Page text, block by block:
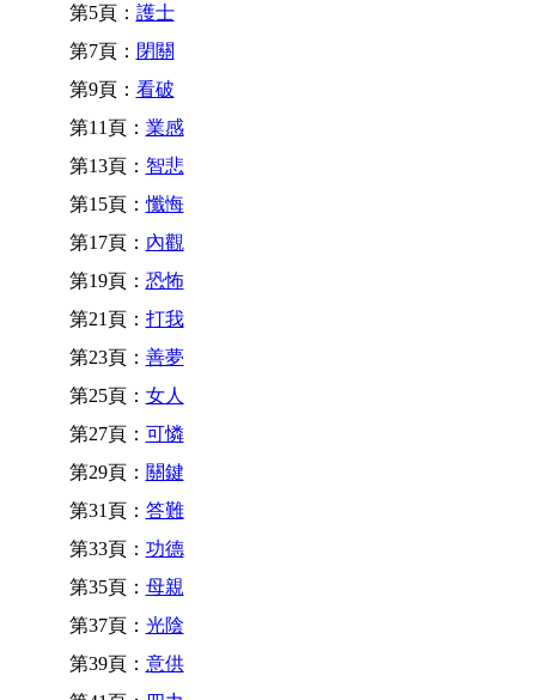
第5頁： 護士
第7頁： 閉關
第9頁： 看破
第11頁： 業感
第13頁： 智悲
第15頁：懺悔
第17頁： 內觀
第19頁： 恐怖
第21頁： 打我
第23頁： 善夢
第25頁： 女人
第27頁： 可憐
第29頁： 關鍵
第31頁： 答難
第33頁： 功德
第35頁： 母親
第37頁： 光陰
第39頁： 意供